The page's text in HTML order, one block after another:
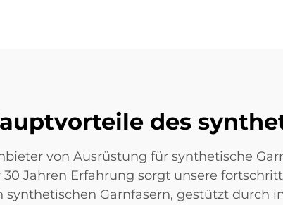
des
von Ausrüstung für synthetische
Jahren Erfahrung sorgt unsere
synthetischen Garnfasern, gestützt durch